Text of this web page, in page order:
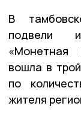
В
подвели
«Монетная
вошла в
по
жителя